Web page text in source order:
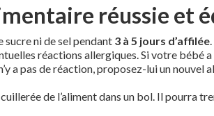
réussie et
sucre ni de sel pendant 3 à 5 jours d’affilée
réactions allergiques. Si votre
a pas de réaction, proposez-lui un nouvel
de l’aliment dans un bol. Il pourra